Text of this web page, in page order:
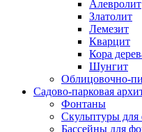
Алевролит
Златолит
Лемезит
Кварцит
Кора
Шунгит
Облицовочно-
Садово-парковая
Фонтаны
Скульптуры для
Бассейны для